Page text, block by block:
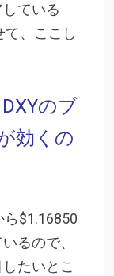
ている
て、ここし
DXYのブ
効くの
$1.16850
るので、
たいとこ